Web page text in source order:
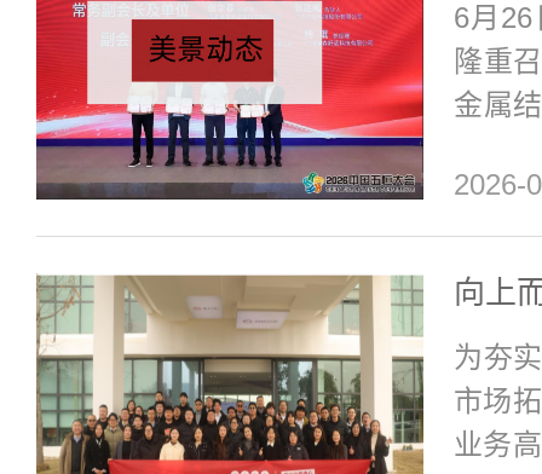
实地
效、
务复
6月
隆重
金属
地五
探五
间，
筑金
会相
务副
2026-
为夯
市场
业务